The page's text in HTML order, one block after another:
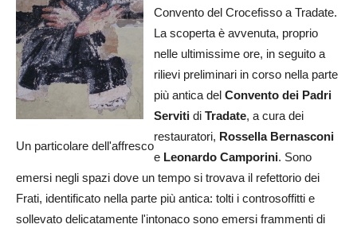
Un particolare dell'affresco
Convento del Crocefisso a Tradate.
La scoperta è avvenuta, proprio
nelle ultimissime ore, in seguito a
rilievi preliminari in corso nella parte
più antica del Convento dei Padri
Serviti di Tradate, a cura dei
restauratori, Rossella Bernasconi
e Leonardo Camporini. Sono
emersi negli spazi dove un tempo si trovava il refettorio dei
Frati, identificato nella parte più antica: tolti i controsoffitti e
sollevato delicatamente l'intonaco sono emersi frammenti di